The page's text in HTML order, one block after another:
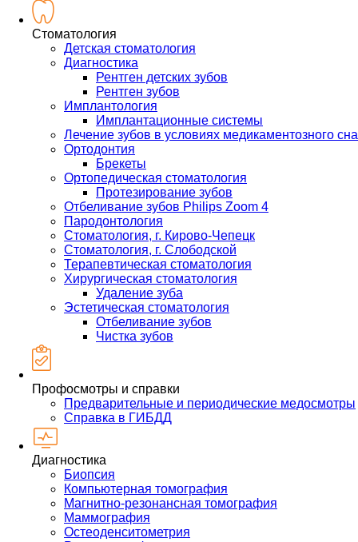
Стоматология
Детская стоматология
Диагностика
Рентген детских зубов
Рентген зубов
Имплантология
Имплантационные системы
Лечение зубов в условиях медикаментозного сна
Ортодонтия
Брекеты
Ортопедическая стоматология
Протезирование зубов
Отбеливание зубов Philips Zoom 4
Пародонтология
Стоматология, г. Кирово-Чепецк
Стоматология, г. Слободской
Терапевтическая стоматология
Хирургическая стоматология
Удаление зуба
Эстетическая стоматология
Отбеливание зубов
Чистка зубов
Профосмотры и справки
Предварительные и периодические медосмотры
Справка в ГИБДД
Диагностика
Биопсия
Компьютерная томография
Магнитно-резонансная томография
Маммография
Остеоденситометрия